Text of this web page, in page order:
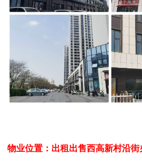
物业位置：出租出售西高新村沿街